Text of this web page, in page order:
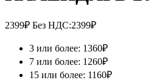
2399₽ Без НДС:2399₽
3 или более: 1360₽
7 или более: 1260₽
15 или более: 1160₽